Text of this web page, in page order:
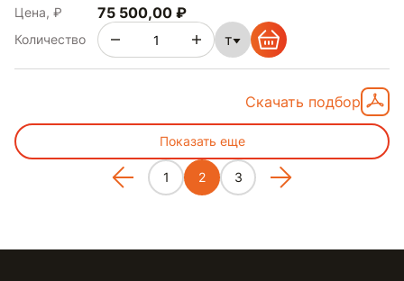
Цена, ₽
75 500,00 ₽
Количество т
Скачать подбор
Показать еще
1 2 3